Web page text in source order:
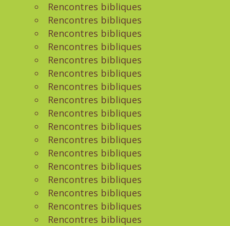
Rencontres bibliques
Rencontres bibliques
Rencontres bibliques
Rencontres bibliques
Rencontres bibliques
Rencontres bibliques
Rencontres bibliques
Rencontres bibliques
Rencontres bibliques
Rencontres bibliques
Rencontres bibliques
Rencontres bibliques
Rencontres bibliques
Rencontres bibliques
Rencontres bibliques
Rencontres bibliques
Rencontres bibliques